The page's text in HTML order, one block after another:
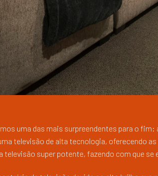
uma das mais surpreendentes para o
televisão de alta tecnologia, oferecendo
televisão super potente, fazendo com que